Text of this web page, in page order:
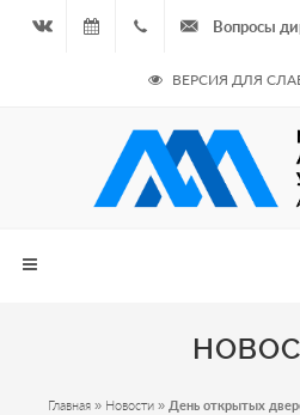
08.08.2026
- Чётная
неделя
964
687
Вопросы
ВЕРСИЯ ДЛЯ
Главная » Новости » День открытых